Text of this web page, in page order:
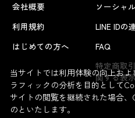
会社概要
利用規約
はじめての方へ
ソーシャ
LINE IDの
FAQ
特定商取
関する表
当サイトでは利用体験の向上お
ラフィックの分析を目的として
サイトの閲覧を継続された場合
のといたします。